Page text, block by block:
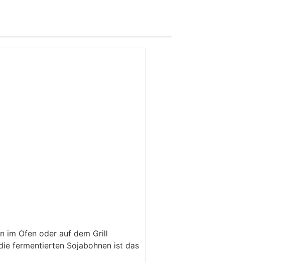
im Ofen oder auf dem Grill
fermentierten Sojabohnen ist das